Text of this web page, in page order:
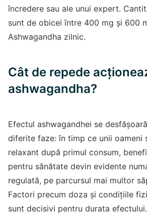
încredere sau ale unui expert.
sunt de obicei între 400 mg și 600
Ashwagandha zilnic.
Cât de repede
ashwagandha?
Efectul ashwagandhei se
diferite faze: în timp ce unii oameni
relaxant după primul consum,
pentru sănătate devin evidente
regulată, pe parcursul mai multor
Factori precum doza și condițiile
sunt decisivi pentru durata efectului.